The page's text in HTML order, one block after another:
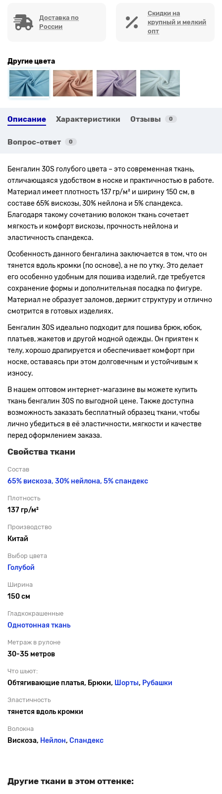
Доставка по
России
Скидки на
крупный и мелкий
опт
Другие цвета
Описание Характеристики Отзывы 0
Вопрос-ответ 0
Бенгалин 30S голубого цвета – это современная ткань,
отличающаяся удобством в носке и практичностью в работе.
Материал имеет плотность 137 гр/м² и ширину 150 см, в
составе 65% вискозы, 30% нейлона и 5% спандекса.
Благодаря такому сочетанию волокон ткань сочетает
мягкость и комфорт вискозы, прочность нейлона и
эластичность спандекса.
Особенность данного бенгалина заключается в том, что он
тянется вдоль кромки (по основе), а не по утку. Это делает
его особенно удобным для пошива изделий, где требуется
сохранение формы и дополнительная посадка по фигуре.
Материал не образует заломов, держит структуру и отлично
смотрится в готовых изделиях.
Бенгалин 30S идеально подходит для пошива брюк, юбок,
платьев, жакетов и другой модной одежды. Он приятен к
телу, хорошо драпируется и обеспечивает комфорт при
носке, оставаясь при этом долговечным и устойчивым к
износу.
В нашем оптовом интернет-магазине вы можете купить
ткань бенгалин 30S по выгодной цене. Также доступна
возможность заказать бесплатный образец ткани, чтобы
лично убедиться в её эластичности, мягкости и качестве
перед оформлением заказа.
Свойства ткани
Состав
65% вискоза, 30% нейлона, 5% спандекс
Плотность
137 гр/м²
Производство
Китай
Выбор цвета
Голубой
Ширина
150 см
Гладкокрашенные
Однотонная ткань
Метраж в рулоне
30-35 метров
Что шьют:
Обтягивающие платья, Брюки, Шорты, Рубашки
Эластичность
тянется вдоль кромки
Волокна
Вискоза, Нейлон, Спандекс
Другие ткани в этом оттенке: